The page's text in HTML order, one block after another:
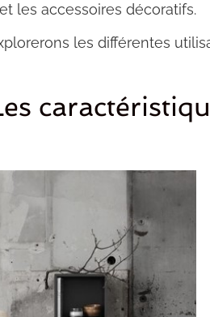
les accessoires décoratifs.
les différentes